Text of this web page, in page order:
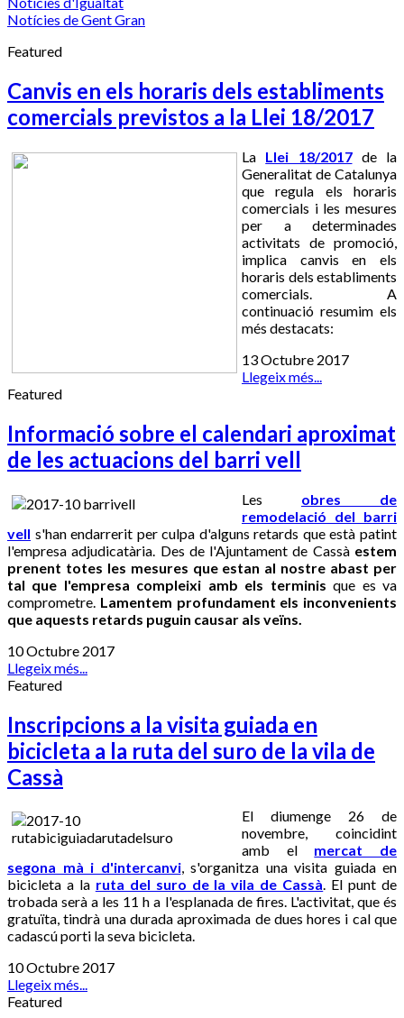
Notícies de Gent Gran
Featured
Canvis en els horaris dels establiments
comercials previstos a la Llei 18/2017
La Llei 18/2017de la
Generalitat de Catalunya
que regula els horaris
comercials i les mesures
per a determinades
activitats de promoció,
implica canvis en els
horaris dels establiments
comercials. A
continuació resumim els
més destacats:
13 Octubre 2017
Llegeix més...
Featured
Informació sobre el calendari aproximat
de les actuacions del barri vell
Les obres de
remodelació del barri
vell s'han endarrerit per culpa d'alguns retards que està patint
l'empresa adjudicatària. Des de l'Ajuntament de Cassà estem
prenent totes les mesures que estan al nostre abast per
tal que l'empresa compleixi amb els terminis que es va
comprometre. Lamentem profundament els inconvenients
que aquests retards puguin causar als veïns.
10 Octubre 2017
Llegeix més...
Featured
Inscripcions a la visita guiada en
bicicleta a la ruta del suro de la vila de
Cassà
El diumenge 26 de
novembre, coincidint
amb el mercat de
segona mà i d'intercanvi, s'organitza una visita guiada en
bicicleta a la ruta del suro de la vila de Cassà. El punt de
trobada serà a les 11 h a l'esplanada de fires. L'activitat, que és
gratuïta, tindrà una durada aproximada de dues hores i cal que
cadascú porti la seva bicicleta.
10 Octubre 2017
Llegeix més...
Featured